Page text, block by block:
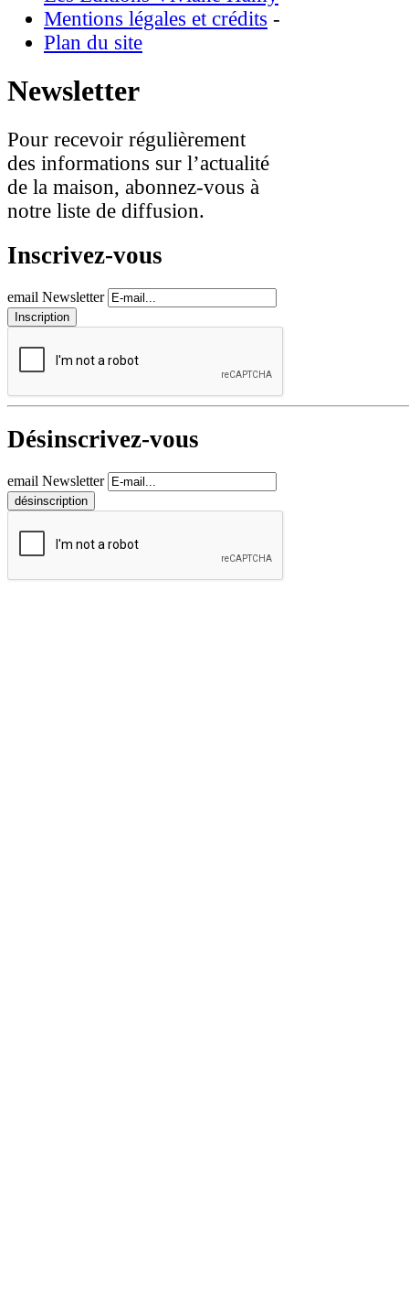
Mentions légales et crédits -
Plan du site
Newsletter
Pour recevoir régulièrement
des informations sur l’actualité
de la maison, abonnez-vous à
notre liste de diffusion.
Inscrivez-vous
email Newsletter
Désinscrivez-vous
email Newsletter